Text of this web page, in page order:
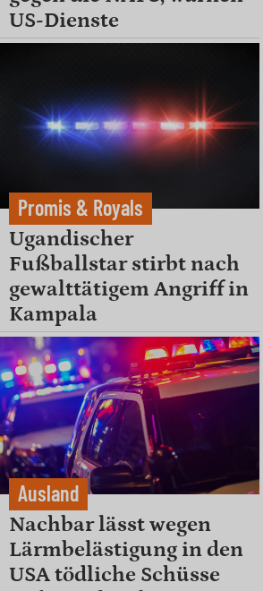
US-Dienste
Promis & Royals
Ugandischer
Fußballstar stirbt nach
gewalttätigem Angriff in
Kampala
Ausland
Nachbar lässt wegen
Lärmbelästigung in den
USA tödliche Schüsse